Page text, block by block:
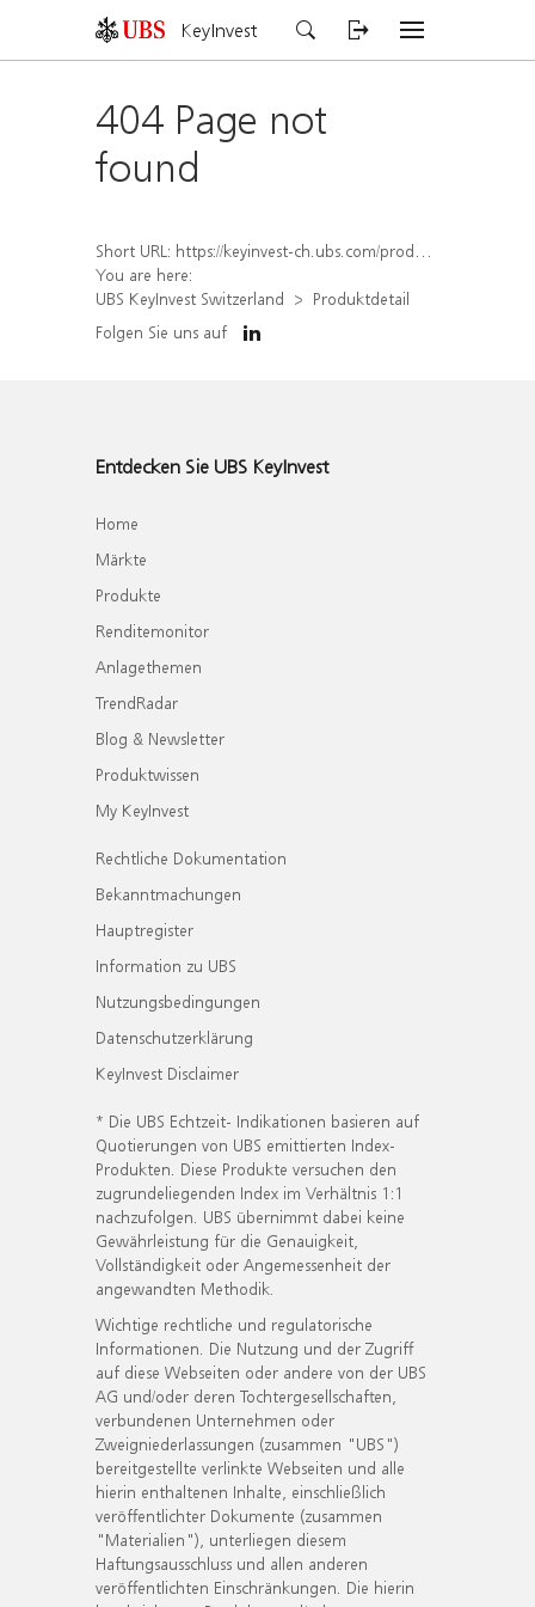
KeyInvest
404 Page not
found
Short URL: https://keyinvest-ch.ubs.com/produkt/detail/index/isin/CH1579648820
You are here:
UBS KeyInvest Switzerland
Produktdetail
Folgen Sie uns auf
Entdecken Sie UBS KeyInvest
Home
Märkte
Produkte
Renditemonitor
Anlagethemen
TrendRadar
Blog & Newsletter
Produktwissen
My KeyInvest
Rechtliche Dokumentation
Bekanntmachungen
Hauptregister
Information zu UBS
Nutzungsbedingungen
Datenschutzerklärung
KeyInvest Disclaimer
* Die UBS Echtzeit- Indikationen basieren auf
Quotierungen von UBS emittierten Index-
Produkten. Diese Produkte versuchen den
zugrundeliegenden Index im Verhältnis 1:1
nachzufolgen. UBS übernimmt dabei keine
Gewährleistung für die Genauigkeit,
Vollständigkeit oder Angemessenheit der
angewandten Methodik.
Wichtige rechtliche und regulatorische
Informationen. Die Nutzung und der Zugriff
auf diese Webseiten oder andere von der UBS
AG und/oder deren Tochtergesellschaften,
verbundenen Unternehmen oder
Zweigniederlassungen (zusammen "UBS")
bereitgestellte verlinkte Webseiten und alle
hierin enthaltenen Inhalte, einschließlich
veröffentlichter Dokumente (zusammen
"Materialien"), unterliegen diesem
Haftungsausschluss und allen anderen
veröffentlichten Einschränkungen. Die hierin